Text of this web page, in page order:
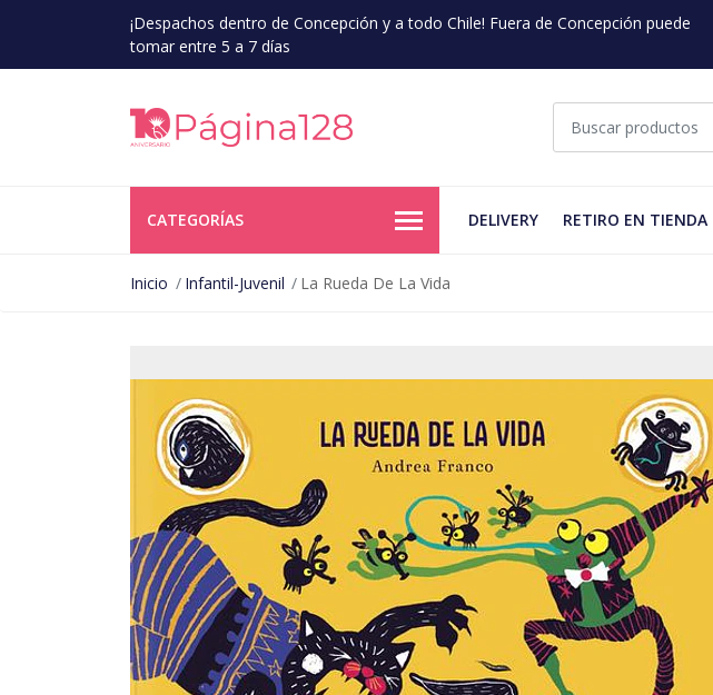
¡Despachos dentro de Concepción y a todo Chile! Fuera de Concepción puede
tomar entre 5 a 7 días
CATEGORÍAS DELIVERY RETIRO EN TIENDA
Inicio Infantil-Juvenil La Rueda De La Vida